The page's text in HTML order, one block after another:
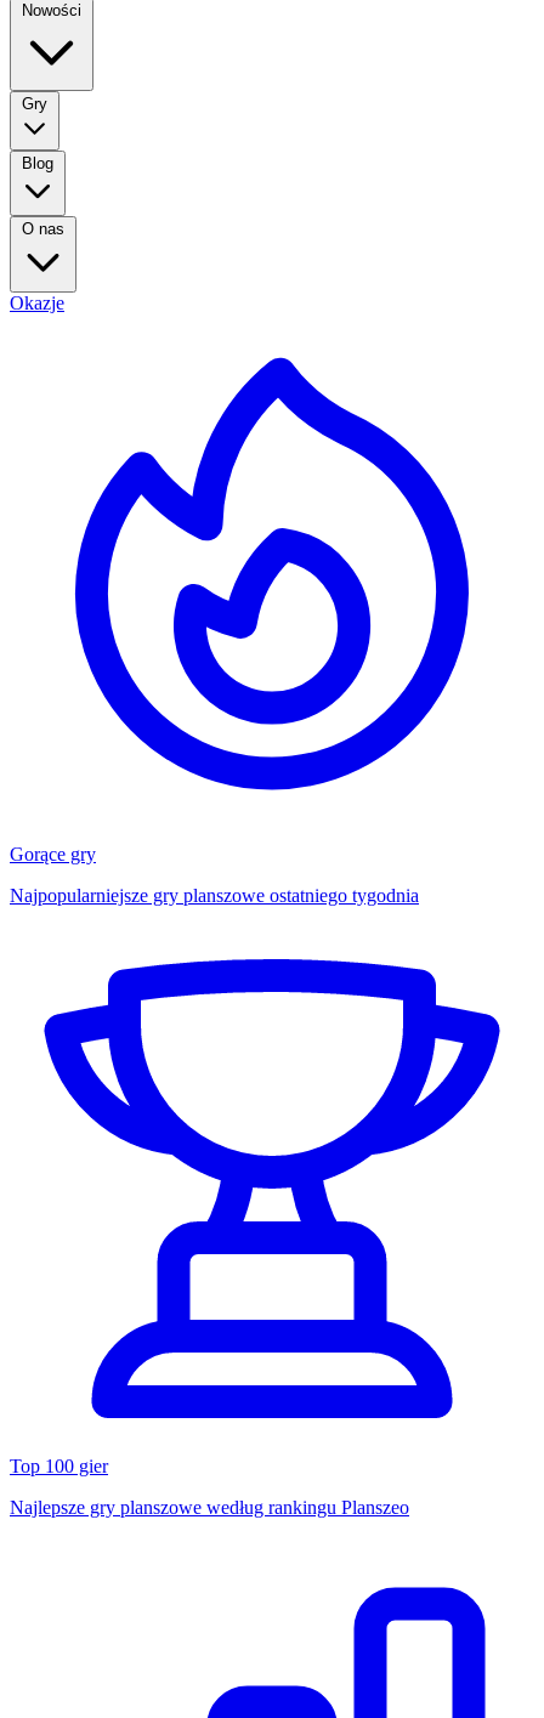
Nowości
Gry
Blog
O nas
Okazje
Gorące gry
Najpopularniejsze gry planszowe ostatniego tygodnia
Top 100 gier
Najlepsze gry planszowe według rankingu Planszeo